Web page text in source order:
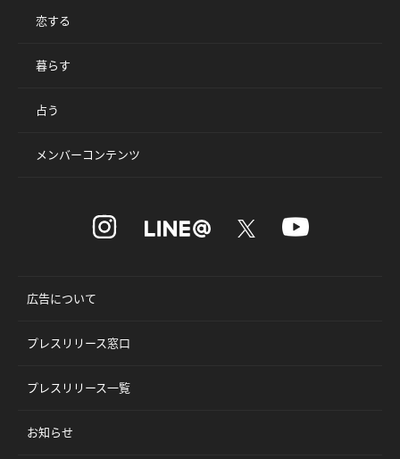
恋する
暮らす
占う
メンバーコンテンツ
広告について
プレスリリース窓口
プレスリリース一覧
お知らせ